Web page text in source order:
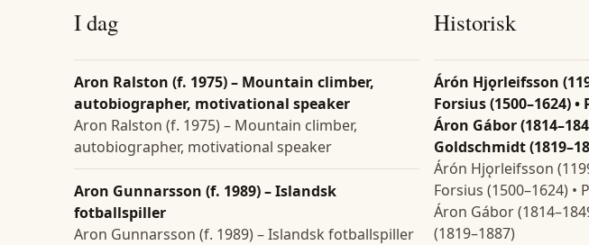
I dag
Aron Ralston (f. 1975) – Mountain climber,
autobiographer, motivational speaker
Aron Ralston (f. 1975) – Mountain climber,
autobiographer, motivational speaker
Aron Gunnarsson (f. 1989) – Islandsk
fotballspiller
Aron Gunnarsson (f. 1989) – Islandsk fotballspiller
Historisk
Árón Hjǫrleifsson
Forsius (1500–1624) •
Áron Gábor
Goldschmidt
Árón Hjǫrleifsson
Forsius (1500–1624) •
Áron Gábor
(1819–1887)